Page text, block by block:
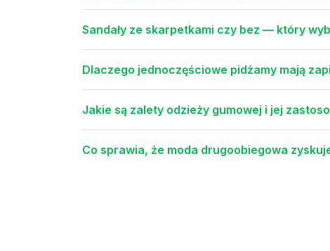
Sandały ze skarpetkami czy bez — który
Dlaczego jednoczęściowe pidżamy mają
Jakie są zalety odzieży gumowej i jej
Co sprawia, że moda drugoobiegowa